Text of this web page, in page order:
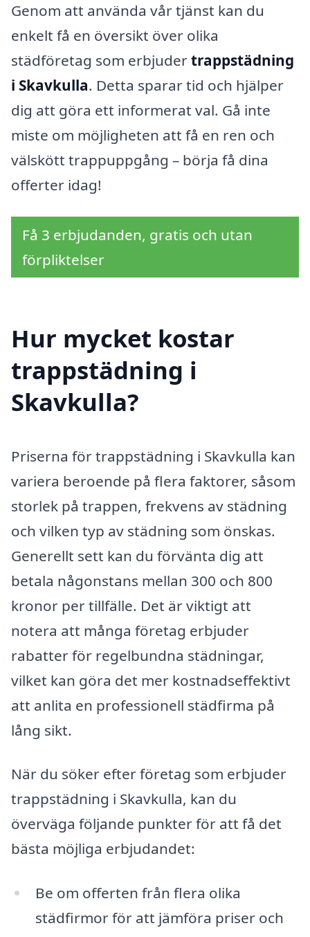
Genom att använda vår tjänst kan du
enkelt få en översikt över olika
städföretag som erbjudertrappstädning
i Skavkulla. Detta sparar tid och hjälper
dig att göra ett informerat val. Gå inte
miste om möjligheten att få en ren och
välskött trappuppgång – börja få dina
offerter idag!
Få 3 erbjudanden, gratis och utan
förpliktelser
Hur mycket kostar
trappstädning i
Skavkulla?
Priserna för trappstädning i Skavkulla kan
variera beroende på flera faktorer, såsom
storlek på trappen, frekvens av städning
och vilken typ av städning som önskas.
Generellt sett kan du förvänta dig att
betala någonstans mellan 300 och 800
kronor per tillfälle. Det är viktigt att
notera att många företag erbjuder
rabatter för regelbundna städningar,
vilket kan göra det mer kostnadseffektivt
att anlita en professionell städfirma på
lång sikt.
När du söker efter företag som erbjuder
trappstädning i Skavkulla, kan du
överväga följande punkter för att få det
bästa möjliga erbjudandet:
Be om offerten från flera olika
städfirmor för att jämföra priser och